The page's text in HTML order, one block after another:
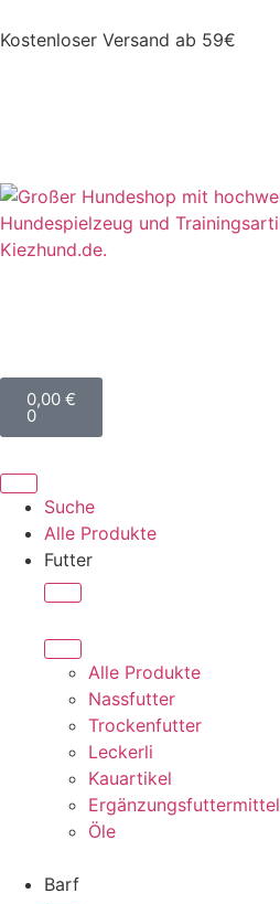
Kostenloser Versand ab 59€
0,00 €
0
Suche
Alle Produkte
Futter
Alle Produkte
Nassfutter
Trockenfutter
Leckerli
Kauartikel
Ergänzungsfuttermittel
Öle
Barf